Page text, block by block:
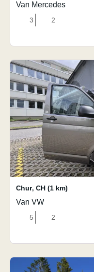
Van Mercedes
3 2
Chur, CH (1 km)
Van VW
5 2